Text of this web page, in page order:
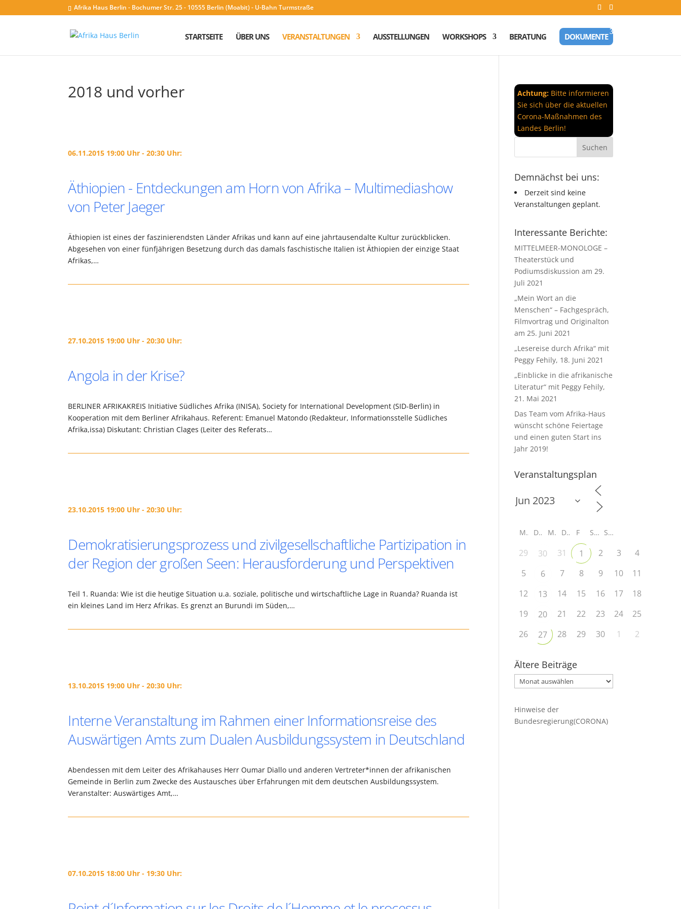
Afrika Haus Berlin - Bochumer Str. 25 - 10555 Berlin (Moabit) - U-Bahn Turmstraße
STARTSEITE ÜBER UNS VERANSTALTUNGEN AUSSTELLUNGEN WORKSHOPS BERATUNG DOKUMENTE
2018 und vorher
06.11.2015 19:00 Uhr - 20:30 Uhr:
Äthiopien - Entdeckungen am Horn von Afrika – Multimediashow
von Peter Jaeger
Äthiopien ist eines der faszinierendsten Länder Afrikas und kann auf eine jahrtausendalte Kultur zurückblicken.
Abgesehen von einer fünfjährigen Besetzung durch das damals faschistische Italien ist Äthiopien der einzige Staat
Afrikas,…
27.10.2015 19:00 Uhr - 20:30 Uhr:
Angola in der Krise?
BERLINER AFRIKAKREIS Initiative Südliches Afrika (INISA), Society for International Development (SID-Berlin) in
Kooperation mit dem Berliner Afrikahaus. Referent: Emanuel Matondo (Redakteur, Informationsstelle Südliches
Afrika,issa) Diskutant: Christian Clages (Leiter des Referats…
23.10.2015 19:00 Uhr - 20:30 Uhr:
Demokratisierungsprozess und zivilgesellschaftliche Partizipation in
der Region der großen Seen: Herausforderung und Perspektiven
Teil 1. Ruanda: Wie ist die heutige Situation u.a. soziale, politische und wirtschaftliche Lage in Ruanda? Ruanda ist
ein kleines Land im Herz Afrikas. Es grenzt an Burundi im Süden,…
13.10.2015 19:00 Uhr - 20:30 Uhr:
Interne Veranstaltung im Rahmen einer Informationsreise des
Auswärtigen Amts zum Dualen Ausbildungssystem in Deutschland
Abendessen mit dem Leiter des Afrikahauses Herr Oumar Diallo und anderen Vertreter*innen der afrikanischen
Gemeinde in Berlin zum Zwecke des Austausches über Erfahrungen mit dem deutschen Ausbildungssystem.
Veranstalter: Auswärtiges Amt,…
07.10.2015 18:00 Uhr - 19:30 Uhr:
Achtung: Bitte informieren
Sie sich über die aktuellen
Corona-Maßnahmen des
Landes Berlin!
Demnächst bei uns:
Derzeit sind keine
Veranstaltungen geplant.
Interessante Berichte:
MITTELMEER-MONOLOGE –
Theaterstück und
Podiumsdiskussion am 29.
Juli 2021
„Mein Wort an die
Menschen“ – Fachgespräch,
Filmvortrag und Originalton
am 25. Juni 2021
„Lesereise durch Afrika“ mit
Peggy Fehily, 18. Juni 2021
„Einblicke in die afrikanische
Literatur“ mit Peggy Fehily,
21. Mai 2021
Das Team vom Afrika-Haus
wünscht schöne Feiertage
und einen guten Start ins
Jahr 2019!
Veranstaltungsplan
M D M D F S S
29 30 31 1 2 3
4
5
6 7 8 9 10
11
12
13 14 15 16 17
18
19
20 21 22 23 24
25
26
27 28 29 30 1 2
Ältere Beiträge
Ältere
Beiträge
Hinweise der
Bundesregierung(CORONA)